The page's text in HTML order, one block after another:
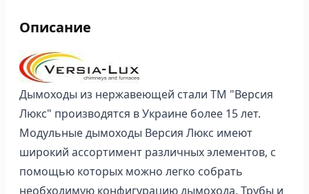
Описание
Дымоходы из нержавеющей стали ТМ "Версия
Люкс" производятся в Украине более 15 лет.
Модульные дымоходы Версия Люкс имеют
широкий ассортимент различных элементов, с
помощью которых можно легко собрать
необходимую конфигурацию дымохода. Трубы и